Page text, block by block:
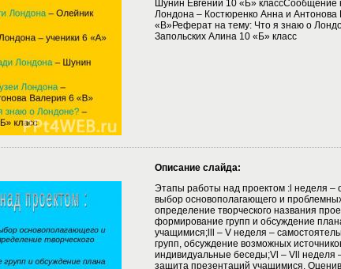
Шунин Евгений 10 «Б» классСообщение
Лондона – Костюренко Анна и Антонова
«В»Реферат на тему: Что я знаю о
Запольских Алина 10 «Б» класс
Описание слайда:
Этапы работы над проектом :l неделя –
выбор основополагающего и
определение творческого названия
формирование групп и обсуждение
учащимися;lll – V неделя –
групп, обсуждение возможных
индивидуальные беседы;Vl – Vll неделя
защита презентаций учащимися.